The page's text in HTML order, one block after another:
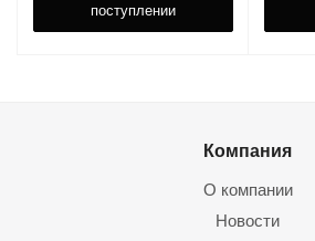
поступлении
Компания
О компании
Новости